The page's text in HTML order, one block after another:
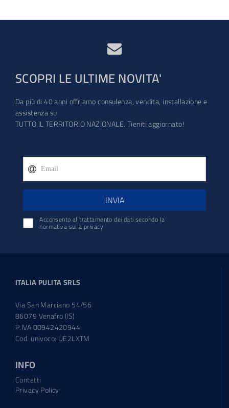
SCOPRI LE ULTIME NOVITA'
Da più di 40 anni offriamo consulenza, vendita, installazione e
assistenza su
TUTTO IL TERRITORIO NAZIONALE. Tieniti aggiornato!
INVIA
Acconsento al trattamento dei dati secondo la
normativa sulla privacy
ITALIA PULITA SRLS
Via San Marciano 54/56
86079 Venafro (IS)
P.IVA 00942420944
Cod. univoco: UE2LXTM
INFO
Contatti
Privacy Policy